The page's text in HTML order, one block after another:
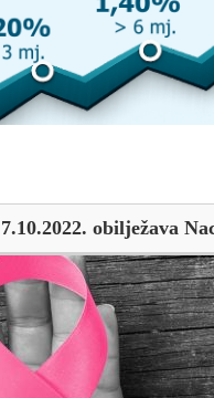
obilježava